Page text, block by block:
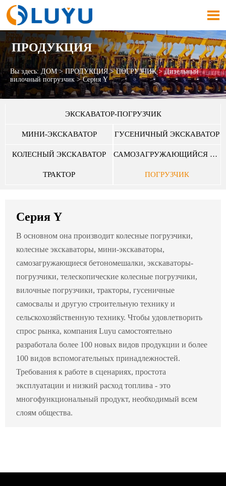

ПРОДУКЦИЯ
Вы здесь:ДОМ>ПРОДУКЦИЯ>ПОГРУЗЧИК>Дизельный
вилочный погрузчик>Серия Y
ЭКСКАВАТОР-ПОГРУЗЧИК
МИНИ-ЭКСКАВАТОР ГУСЕНИЧНЫЙ ЭКСКАВАТОР
КОЛЕСНЫЙ ЭКСКАВАТОР САМОЗАГРУЖАЮЩИЙСЯ БЕТОНОСМЕСИТЕЛЬ
ТРАКТОР ПОГРУЗЧИК
Серия Y
В основном она производит колесные погрузчики,
колесные экскаваторы, мини-экскаваторы,
самозагружающиеся бетономешалки, экскаваторы-
погрузчики, телескопические колесные погрузчики,
вилочные погрузчики, тракторы, гусеничные
самосвалы и другую строительную технику и
сельскохозяйственную технику. Чтобы удовлетворить
спрос рынка, компания Luyu самостоятельно
разработала более 100 новых видов продукции и более
100 видов вспомогательных принадлежностей.
Требования к работе в сценариях, простота
эксплуатации и низкий расход топлива - это
многофункциональный продукт, необходимый всем
слоям общества.